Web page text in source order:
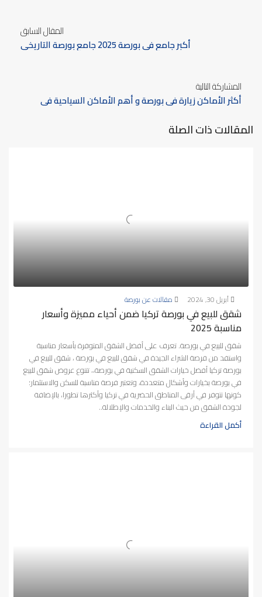
المقال السابق
أكبر جامع في بورصة 2025 جامع بورصة التاريخي
المشاركة التالية
أكثر الأماكن زيارة في بورصة و أهم الأماكن السياحية في
المقالات ذات الصلة
أبريل 30, 2024 مقالات عن بورصة
شقق للبيع في بورصة تركيا ضمن أحياء مميزة وأسعار
مناسبة 2025
شقق للبيع في بورصة. تعرف على أفضل الشقق المتوفرة بأسعار مناسبة
واستفد من فرصة الشراء الجيدة في شقق للبيع في بورصة ، شقق للبيع في
بورصة تركيا أفضل خيارات الشقق السكنية في بورصة،، تتنوع عروض شقق للبيع
في بورصة بخيارات وأشكال متعددة، وتعتبر فرصة مناسبة للسكن والاستثمار؛
كونها تتوفر في أرقى المناطق الحضرية في تركيا وأكثرها تطورا، بالإضافة
لجودة الشقق من حيث البناء والخدمات والإطلالة..
أكمل القراءة